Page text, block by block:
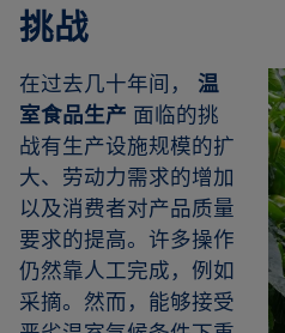
挑战
在过去几十年间， 温
室食品生产 面临的挑
战有生产设施规模的扩
大、劳动力需求的增加
以及消费者对产品质量
要求的提高。许多操作
仍然靠人工完成，例如
采摘。然而，能够接受